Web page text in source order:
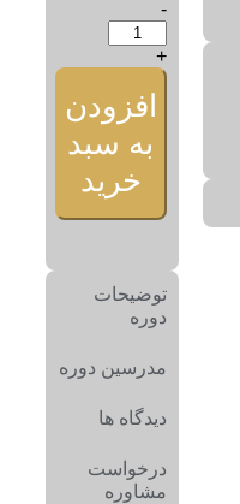
-
+
افزودن
به سبد
خرید
توضیحات
دوره
مدرسین دوره
دیدگاه ها
درخواست
مشاوره